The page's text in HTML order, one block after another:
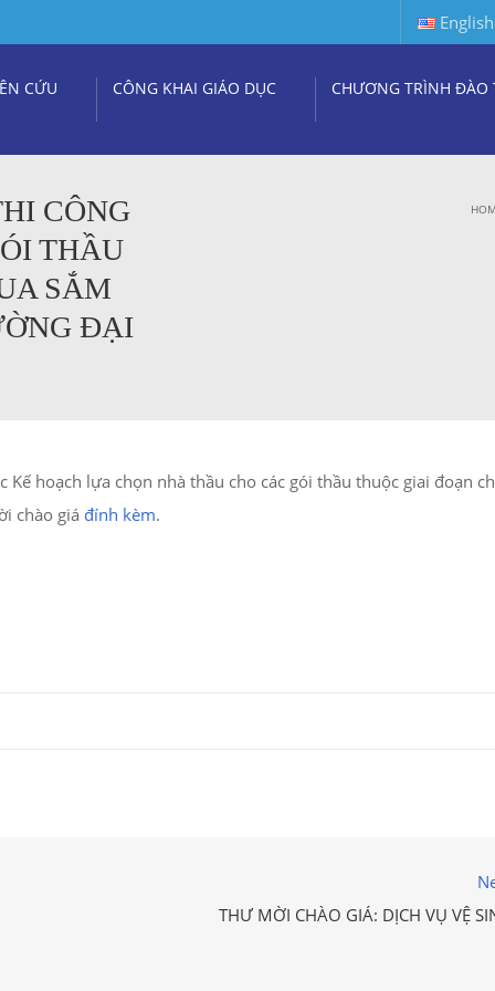
English
CỨU CÔNG KHAI GIÁO DỤC CHƯƠNG TRÌNH ĐÀO
CÔNG
THẦU
SẮM
ĐẠI
Kế hoạch lựa chọn nhà thầu cho các gói thầu thuộc giai đoạn
chào giá đính kèm.
THƯ MỜI CHÀO GIÁ: DỊCH VỤ VỆ